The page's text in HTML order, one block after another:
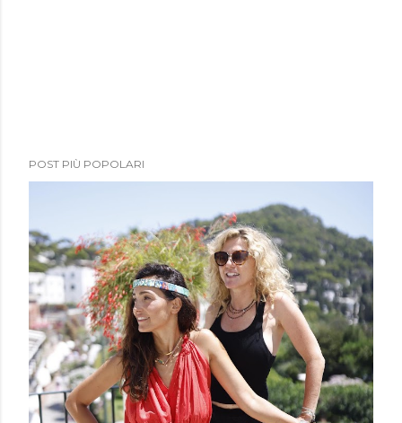
POST PIÙ POPOLARI